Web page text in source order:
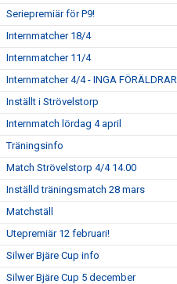
Seriepremiär för P9!
Internmatcher 18/4
Internmatcher 11/4
Internmatcher 4/4 - INGA FÖRÄLDRAR
Inställt i Strövelstorp
Internmatch lördag 4 april
Träningsinfo
Match Strövelstorp 4/4 14.00
Inställd träningsmatch 28 mars
Matchställ
Utepremiär 12 februari!
Silwer Bjäre Cup info
Silwer Bjäre Cup 5 december